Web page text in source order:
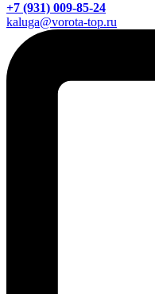
+7 (931) 009-85-24
kaluga@vorota-top.ru